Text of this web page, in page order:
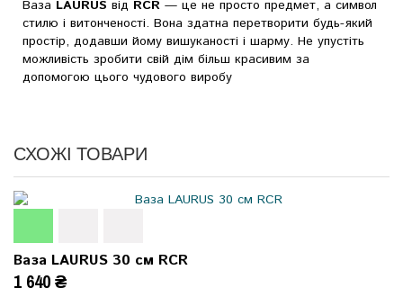
Ваза LAURUS від RCR — це не просто предмет, а символ
стилю і витонченості. Вона здатна перетворити будь-який
простір, додавши йому вишуканості і шарму. Не упустіть
можливість зробити свій дім більш красивим за
допомогою цього чудового виробу
СХОЖІ ТОВАРИ
Ваза LAURUS 30 см RCR
1 640 ₴